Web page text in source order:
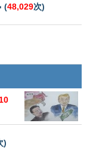
(48,029次)
)